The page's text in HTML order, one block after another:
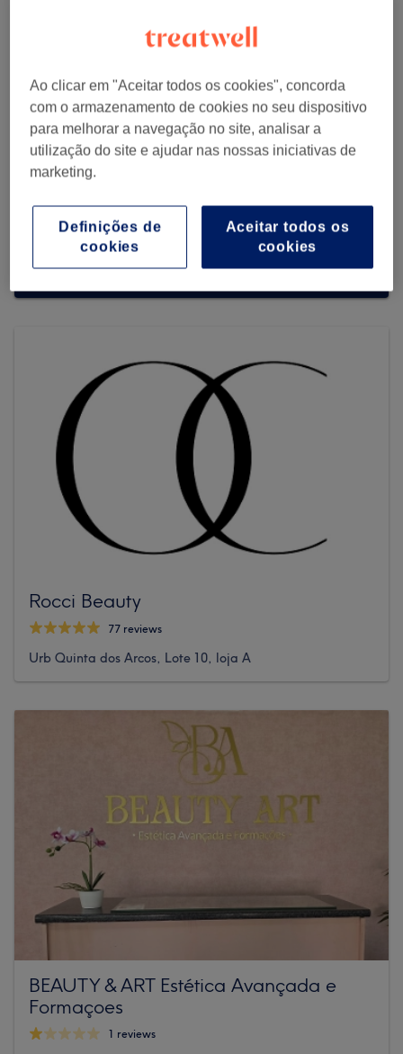
disponíveis na tua zona.Vais encontrar
vários profissionais bem avaliados prontos
para te receber.
Encontrar os melhores centros perto de
ti
Procurar Treatwell
Rocci Beauty
77 reviews
Urb Quinta dos Arcos, Lote 10, loja A
BEAUTY & ART Estética Avançada e
Formaçoes
1 reviews
Ao clicar em "Aceitar todos os cookies", concorda
com o armazenamento de cookies no seu dispositivo
para melhorar a navegação no site, analisar a
utilização do site e ajudar nas nossas iniciativas de
marketing.
Aceitar todos os
cookies
Definições de
cookies